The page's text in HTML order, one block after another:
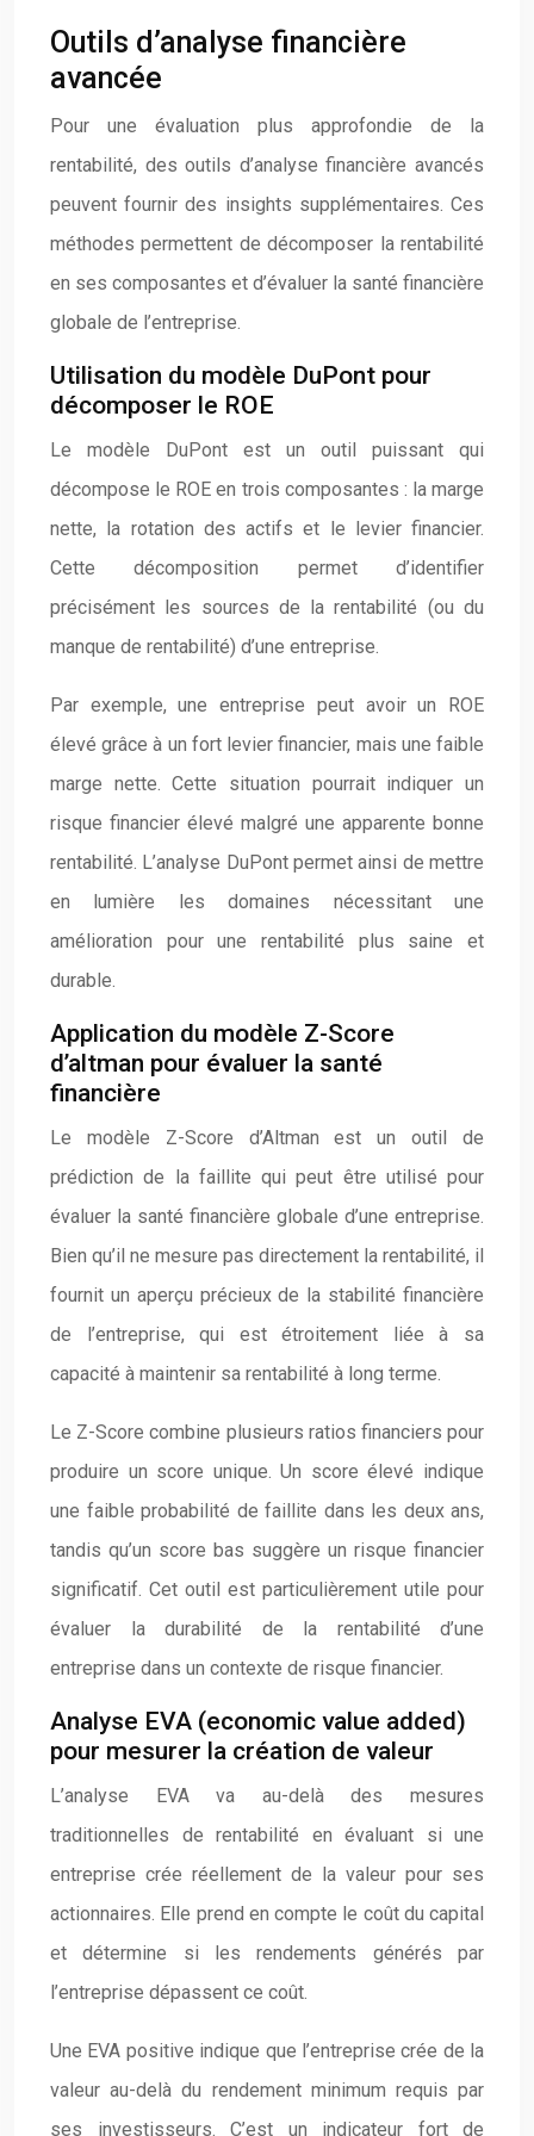
Outils d’analyse financière
avancée
Pour une évaluation plus approfondie de la
rentabilité, des outils d’analyse financière avancés
peuvent fournir des insights supplémentaires. Ces
méthodes permettent de décomposer la rentabilité
en ses composantes et d’évaluer la santé financière
globale de l’entreprise.
Utilisation du modèle DuPont pour
décomposer le ROE
Le modèle DuPont est un outil puissant qui
décompose le ROE en trois composantes : la marge
nette, la rotation des actifs et le levier financier.
Cette décomposition permet d’identifier
précisément les sources de la rentabilité (ou du
manque de rentabilité) d’une entreprise.
Par exemple, une entreprise peut avoir un ROE
élevé grâce à un fort levier financier, mais une faible
marge nette. Cette situation pourrait indiquer un
risque financier élevé malgré une apparente bonne
rentabilité. L’analyse DuPont permet ainsi de mettre
en lumière les domaines nécessitant une
amélioration pour une rentabilité plus saine et
durable.
Application du modèle Z-Score
d’altman pour évaluer la santé
financière
Le modèle Z-Score d’Altman est un outil de
prédiction de la faillite qui peut être utilisé pour
évaluer la santé financière globale d’une entreprise.
Bien qu’il ne mesure pas directement la rentabilité, il
fournit un aperçu précieux de la stabilité financière
de l’entreprise, qui est étroitement liée à sa
capacité à maintenir sa rentabilité à long terme.
Le Z-Score combine plusieurs ratios financiers pour
produire un score unique. Un score élevé indique
une faible probabilité de faillite dans les deux ans,
tandis qu’un score bas suggère un risque financier
significatif. Cet outil est particulièrement utile pour
évaluer la durabilité de la rentabilité d’une
entreprise dans un contexte de risque financier.
Analyse EVA (economic value added)
pour mesurer la création de valeur
L’analyse EVA va au-delà des mesures
traditionnelles de rentabilité en évaluant si une
entreprise crée réellement de la valeur pour ses
actionnaires. Elle prend en compte le coût du capital
et détermine si les rendements générés par
l’entreprise dépassent ce coût.
Une EVA positive indique que l’entreprise crée de la
valeur au-delà du rendement minimum requis par
ses investisseurs. C’est un indicateur fort de